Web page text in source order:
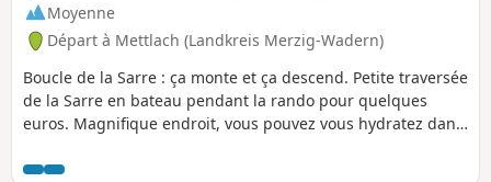
Moyenne
Départ à Mettlach (Landkreis Merzig-Wadern)
Boucle de la Sarre : ça monte et ça descend. Petite traversée
de la Sarre en bateau pendant la rando pour quelques
euros. Magnifique endroit, vous pouvez vous hydratez dans
sympa